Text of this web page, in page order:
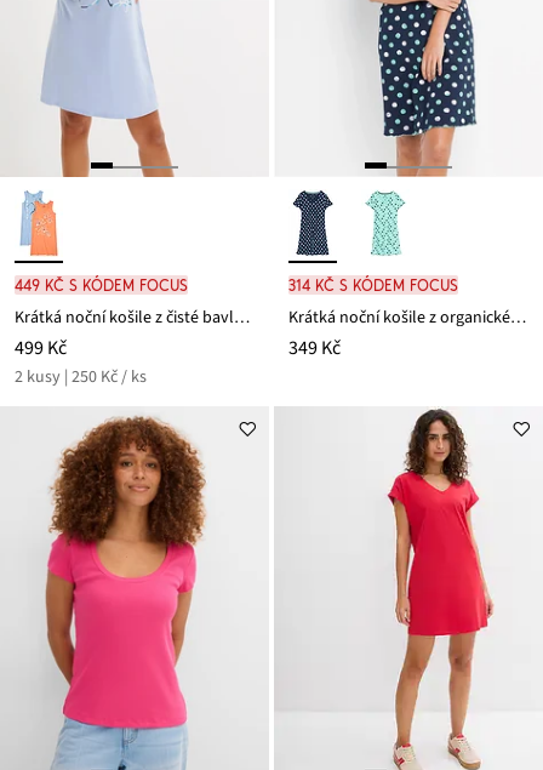
449 Kč s kódem FOCUS
Krátká noční košile z čisté bavlny (2 ks v balení)
499 Kč
2 kusy | 250 Kč / ks
314 Kč s kódem FOCUS
Krátká noční košile z organické bavlny
349 Kč